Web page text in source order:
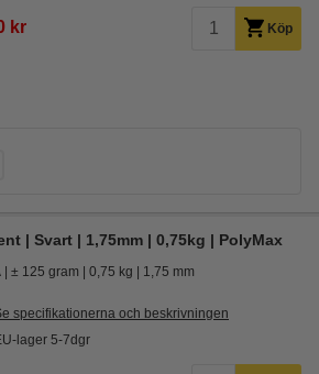
kr Köp
| Svart | 1,75mm | 0,75kg | PolyMax
± 125 gram 0,75 kg 1,75 mm
specifikationerna och beskrivningen
lager 5-7dgr